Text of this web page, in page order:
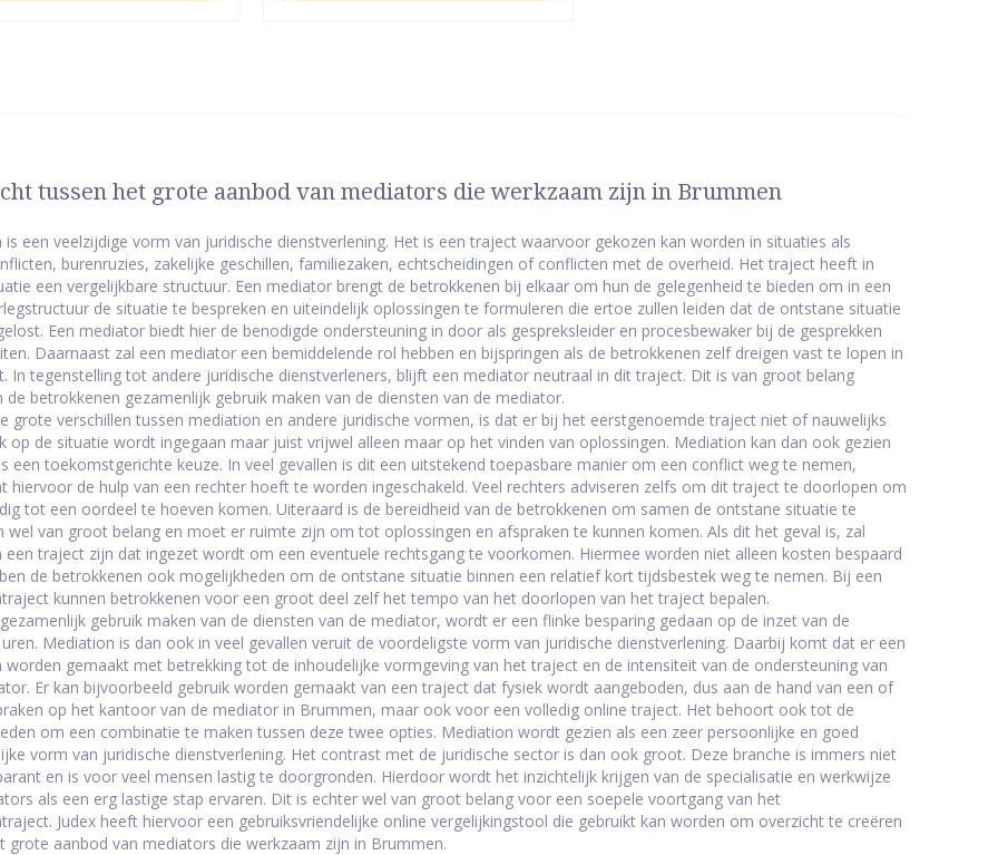
tussen het grote aanbod van mediators die werkzaam zijn in Brummen
is een veelzijdige vorm van juridische dienstverlening. Het is een traject waarvoor gekozen kan worden in situaties als
burenruzies, zakelijke geschillen, familiezaken, echtscheidingen of conflicten met de overheid. Het traject heeft in
een vergelijkbare structuur. Een mediator brengt de betrokkenen bij elkaar om hun de gelegenheid te bieden om in een
de situatie te bespreken en uiteindelijk oplossingen te formuleren die ertoe zullen leiden dat de ontstane situatie
Een mediator biedt hier de benodigde ondersteuning in door als gespreksleider en procesbewaker bij de gesprekken
Daarnaast zal een mediator een bemiddelende rol hebben en bijspringen als de betrokkenen zelf dreigen vast te lopen in
In tegenstelling tot andere juridische dienstverleners, blijft een mediator neutraal in dit traject. Dit is van groot belang
de betrokkenen gezamenlijk gebruik maken van de diensten van de mediator.
grote verschillen tussen mediation en andere juridische vormen, is dat er bij het eerstgenoemde traject niet of nauwelijks
op de situatie wordt ingegaan maar juist vrijwel alleen maar op het vinden van oplossingen. Mediation kan dan ook gezien
een toekomstgerichte keuze. In veel gevallen is dit een uitstekend toepasbare manier om een conflict weg te nemen,
hiervoor de hulp van een rechter hoeft te worden ingeschakeld. Veel rechters adviseren zelfs om dit traject te doorlopen om
tot een oordeel te hoeven komen. Uiteraard is de bereidheid van de betrokkenen om samen de ontstane situatie te
wel van groot belang en moet er ruimte zijn om tot oplossingen en afspraken te kunnen komen. Als dit het geval is, zal
een traject zijn dat ingezet wordt om een eventuele rechtsgang te voorkomen. Hiermee worden niet alleen kosten bespaard
de betrokkenen ook mogelijkheden om de ontstane situatie binnen een relatief kort tijdsbestek weg te nemen. Bij een
kunnen betrokkenen voor een groot deel zelf het tempo van het doorlopen van het traject bepalen.
gebruik maken van de diensten van de mediator, wordt er een flinke besparing gedaan op de inzet van de
uren. Mediation is dan ook in veel gevallen veruit de voordeligste vorm van juridische dienstverlening. Daarbij komt dat er een
worden gemaakt met betrekking tot de inhoudelijke vormgeving van het traject en de intensiteit van de ondersteuning van
Er kan bijvoorbeeld gebruik worden gemaakt van een traject dat fysiek wordt aangeboden, dus aan de hand van een of
op het kantoor van de mediator in Brummen, maar ook voor een volledig online traject. Het behoort ook tot de
om een combinatie te maken tussen deze twee opties. Mediation wordt gezien als een zeer persoonlijke en goed
vorm van juridische dienstverlening. Het contrast met de juridische sector is dan ook groot. Deze branche is immers niet
en is voor veel mensen lastig te doorgronden. Hierdoor wordt het inzichtelijk krijgen van de specialisatie en werkwijze
als een erg lastige stap ervaren. Dit is echter wel van groot belang voor een soepele voortgang van het
Judex heeft hiervoor een gebruiksvriendelijke online vergelijkingstool die gebruikt kan worden om overzicht te creëren
grote aanbod van mediators die werkzaam zijn in Brummen.